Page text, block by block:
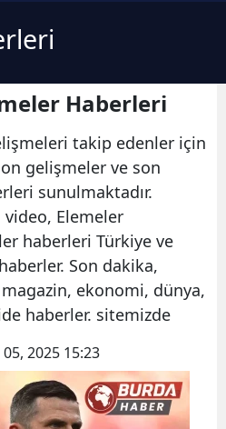
Haberleri
takip edenler için
gelişmeler ve son
sunulmaktadır.
Elemeler
haberleri Türkiye ve
Son dakika,
ekonomi, dünya,
haberler. sitemizde
05, 2025 15:23